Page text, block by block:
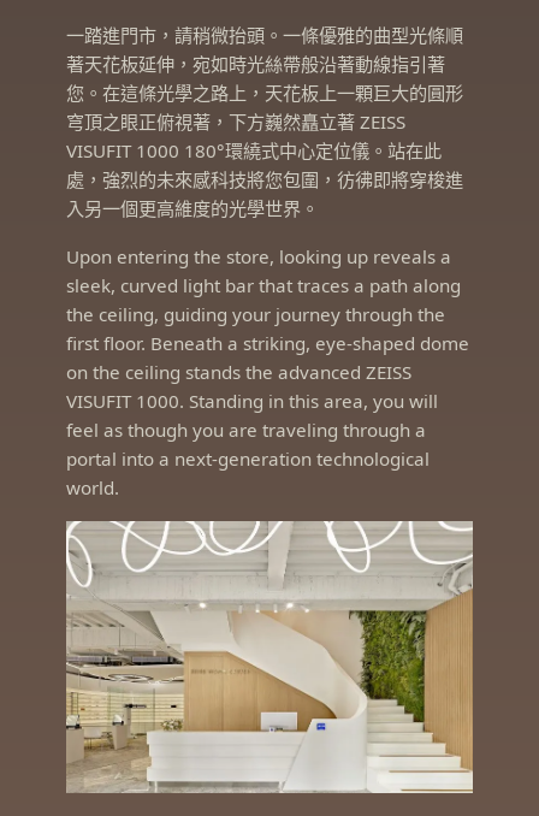
一踏進門市，請稍微抬頭。一條優雅的曲型光條順
著天花板延伸，宛如時光絲帶般沿著動線指引著
您。在這條光學之路上，天花板上一顆巨大的圓形
穹頂之眼正俯視著，下方巍然矗立著 ZEISS
VISUFIT 1000 180°環繞式中心定位儀。站在此
處，強烈的未來感科技將您包圍，彷彿即將穿梭進
入另一個更高維度的光學世界。
Upon entering the store, looking up reveals a
sleek, curved light bar that traces a path along
the ceiling, guiding your journey through the
first floor. Beneath a striking, eye-shaped dome
on the ceiling stands the advanced ZEISS
VISUFIT 1000. Standing in this area, you will
feel as though you are traveling through a
portal into a next-generation technological
world.